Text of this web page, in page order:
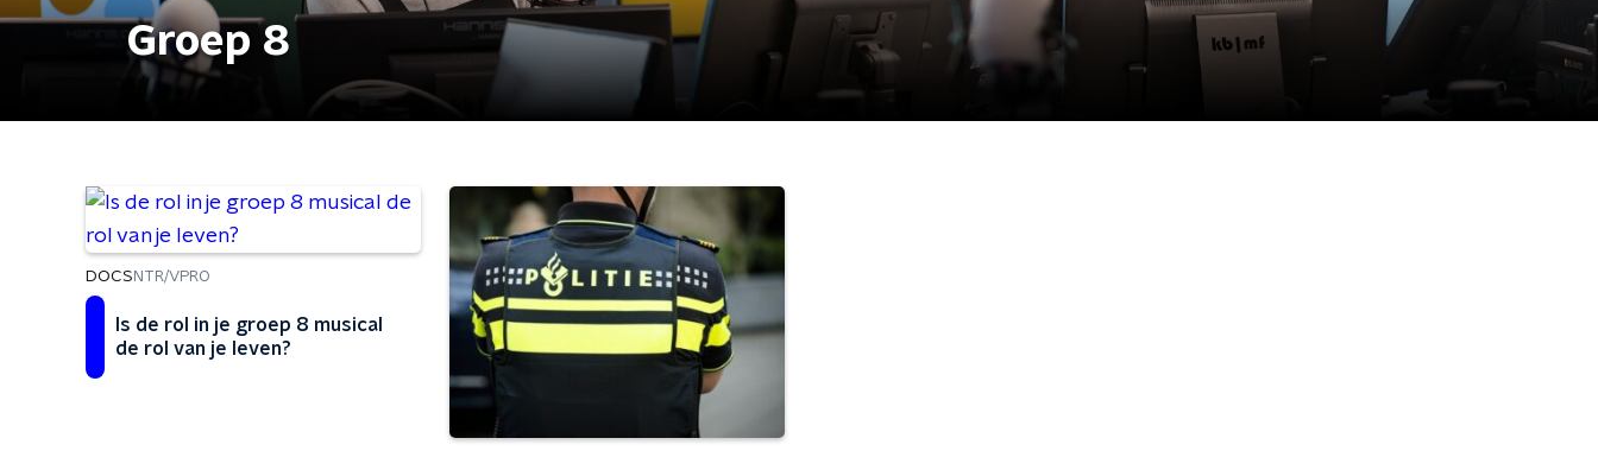
Groep 8
DOCS NTR/VPRO
Is de rol in je groep 8 musical
de rol van je leven?